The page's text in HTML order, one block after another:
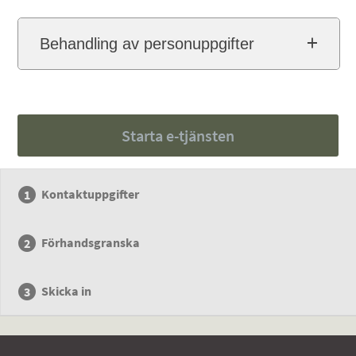
Behandling av personuppgifter
Starta e-tjänsten
Kontaktuppgifter
Förhandsgranska
Skicka in